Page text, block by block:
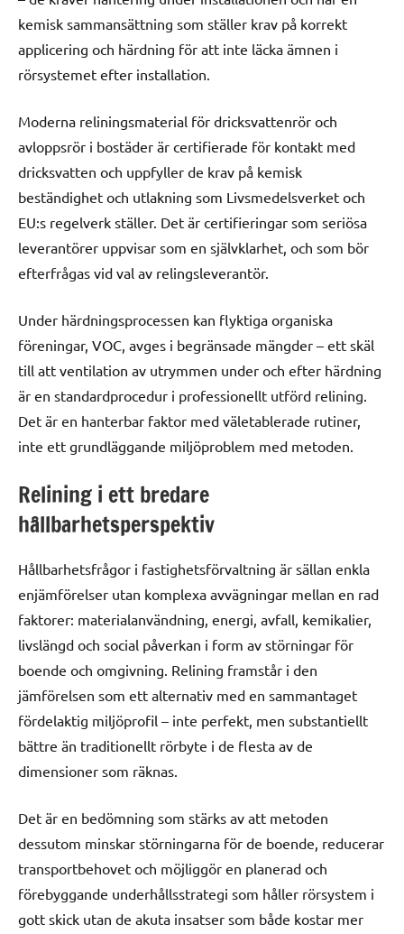
kemisk sammansättning som ställer krav på korrekt
applicering och härdning för att inte läcka ämnen i
rörsystemet efter installation.
Moderna reliningsmaterial för dricksvattenrör och
avloppsrör i bostäder är certifierade för kontakt med
dricksvatten och uppfyller de krav på kemisk
beständighet och utlakning som Livsmedelsverket och
EU:s regelverk ställer. Det är certifieringar som seriösa
leverantörer uppvisar som en självklarhet, och som bör
efterfrågas vid val av relingsleverantör.
Under härdningsprocessen kan flyktiga organiska
föreningar, VOC, avges i begränsade mängder – ett skäl
till att ventilation av utrymmen under och efter härdning
är en standardprocedur i professionellt utförd relining.
Det är en hanterbar faktor med väletablerade rutiner,
inte ett grundläggande miljöproblem med metoden.
Relining i ett bredare
hållbarhetsperspektiv
Hållbarhetsfrågor i fastighetsförvaltning är sällan enkla
enjämförelser utan komplexa avvägningar mellan en rad
faktorer: materialanvändning, energi, avfall, kemikalier,
livslängd och social påverkan i form av störningar för
boende och omgivning. Relining framstår i den
jämförelsen som ett alternativ med en sammantaget
fördelaktig miljöprofil – inte perfekt, men substantiellt
bättre än traditionellt rörbyte i de flesta av de
dimensioner som räknas.
Det är en bedömning som stärks av att metoden
dessutom minskar störningarna för de boende, reducerar
transportbehovet och möjliggör en planerad och
förebyggande underhållsstrategi som håller rörsystem i
gott skick utan de akuta insatser som både kostar mer